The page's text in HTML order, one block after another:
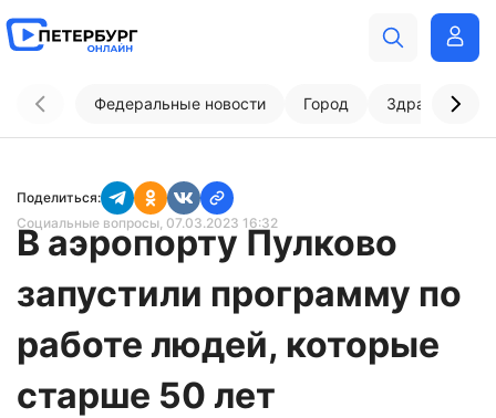
Федеральные новости Город
Поделиться:
Социальные вопросы, 07.03.2023 16:32
В аэропорту Пулково
запустили программу по
работе людей, которые
старше 50 лет